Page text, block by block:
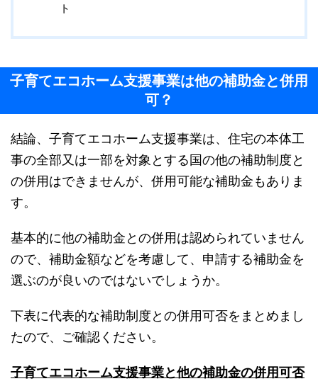
ト
子育てエコホーム支援事業は他の補助金と併用
可？
結論、子育てエコホーム支援事業は、住宅の本体工
事の全部又は一部を対象とする国の他の補助制度と
の併用はできませんが、併用可能な補助金もありま
す。
基本的に他の補助金との併用は認められていません
ので、補助金額などを考慮して、申請する補助金を
選ぶのが良いのではないでしょうか。
下表に代表的な補助制度との併用可否をまとめまし
たので、ご確認ください。
子育てエコホーム支援事業と他の補助金の併用可否